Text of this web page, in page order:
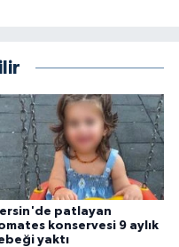
patlayan
konservesi 9 aylık
yaktı